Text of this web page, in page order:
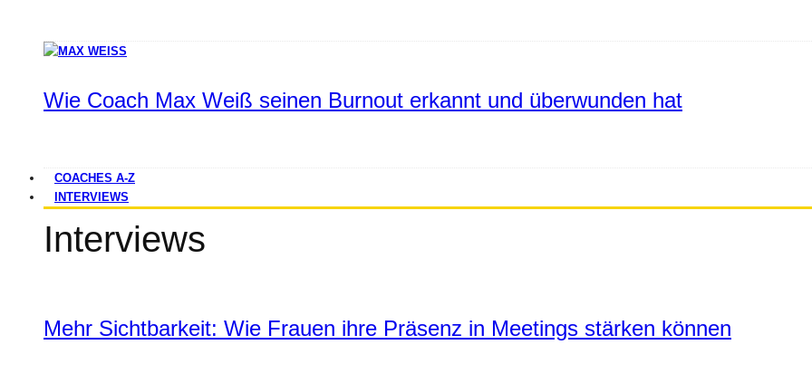
Wie Coach Max Weiß seinen Burnout erkannt und überwunden hat
COACHES A-Z
INTERVIEWS
Interviews
Mehr Sichtbarkeit: Wie Frauen ihre Präsenz in Meetings stärken können